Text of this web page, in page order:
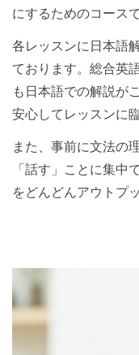
にするためのコースで
各レッスンに日本語
ております。総合英
も日本語での解説が
安心してレッスンに
また、事前に文法の
「話す」ことに集
をどんどんアウトプ